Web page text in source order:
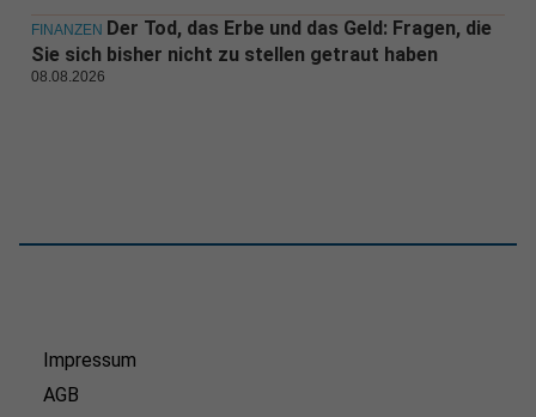
FINANZEN Der Tod, das Erbe und das Geld: Fragen, die
Sie sich bisher nicht zu stellen getraut haben
08.08.2026
Impressum
AGB